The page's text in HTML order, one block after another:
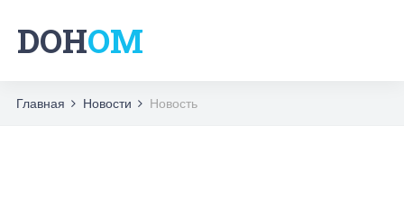
DOHOM
Главная Новости Новость